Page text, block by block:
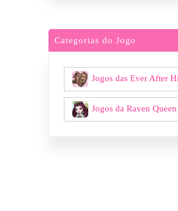
Categorias do Jogo
Jogos das Ever After
Jogos da Raven Queen